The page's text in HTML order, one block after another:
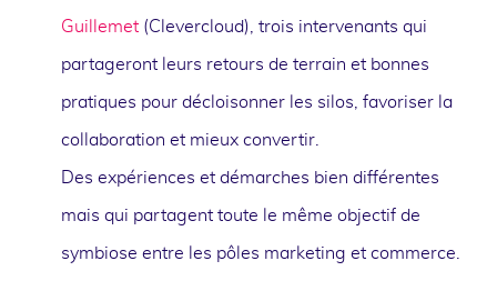
Guillemet (Clevercloud), trois intervenants qui
partageront leurs retours de terrain et bonnes
pratiques pour décloisonner les silos, favoriser la
collaboration et mieux convertir.
Des expériences et démarches bien différentes
mais qui partagent toute le même objectif de
symbiose entre les pôles marketing et commerce.